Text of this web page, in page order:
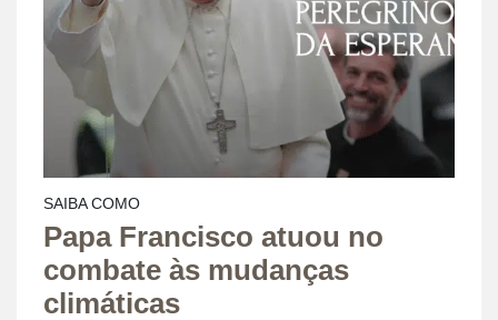
SAIBA COMO
Papa Francisco atuou no
combate às mudanças
climáticas